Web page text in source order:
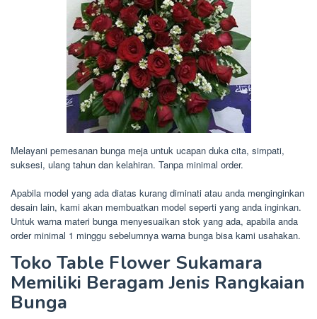
Melayani pemesanan bunga meja untuk ucapan duka cita, simpati,
suksesi, ulang tahun dan kelahiran. Tanpa minimal order.
Apabila model yang ada diatas kurang diminati atau anda menginginkan
desain lain, kami akan membuatkan model seperti yang anda inginkan.
Untuk warna materi bunga menyesuaikan stok yang ada, apabila anda
order minimal 1 minggu sebelumnya warna bunga bisa kami usahakan.
Toko Table Flower Sukamara
Memiliki Beragam Jenis Rangkaian
Bunga